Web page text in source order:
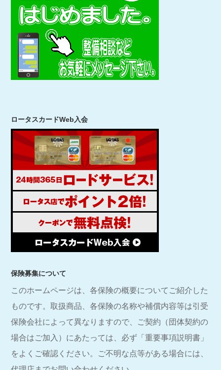
ロータスカードWeb入会
保険募集について
このホームページは、各保険の概要についてご紹介した
ものです。取扱商品、各保険の名称や補償内容等は引受
保険会社によって異なりますので、ご契約（団体契約の
場合はご加入）にあたっては、必ず「重要事項説明書」
をよくご確認ください。ご不明な点等がある場合には、